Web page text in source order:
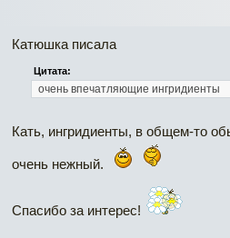
Катюшка писала
Цитата:
очень впечатляющие ингридиенты
Кать, ингридиенты, в общем-то
очень нежный.
Спасибо за интерес!